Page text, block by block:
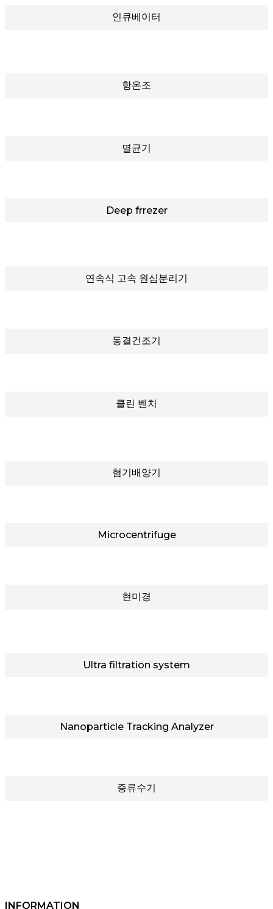
인큐베이터
항온조
멸균기
Deep frrezer
연속식 고속 원심분리기
동결건조기
클린 벤치
혐기배양기
Microcentrifuge
현미경
Ultra filtration system
Nanoparticle Tracking Analyzer
증류수기
INFORMATION